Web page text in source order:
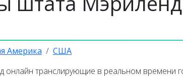
Америка США
онлайн транслирующие в реальном времени